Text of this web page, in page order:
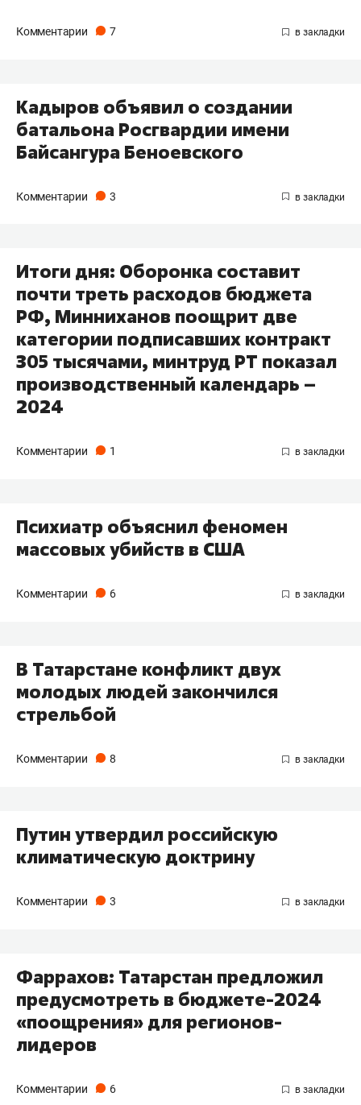
Комментарии 7
Кадыров объявил о создании
батальона Росгвардии имени
Байсангура Беноевского
Комментарии 3
Итоги дня: Оборонка составит
почти треть расходов бюджета
РФ, Минниханов поощрит две
категории подписавших контракт
305 тысячами, минтруд РТ показал
производственный календарь –
2024
Комментарии 1
Психиатр объяснил феномен
массовых убийств в США
Комментарии 6
В Татарстане конфликт двух
молодых людей закончился
стрельбой
Комментарии 8
Путин утвердил российскую
климатическую доктрину
Комментарии 3
Фаррахов: Татарстан предложил
предусмотреть в бюджете-2024
«поощрения» для регионов-
лидеров
Комментарии 6